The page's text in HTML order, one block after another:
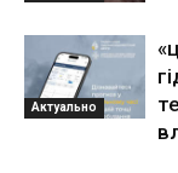
Актуально